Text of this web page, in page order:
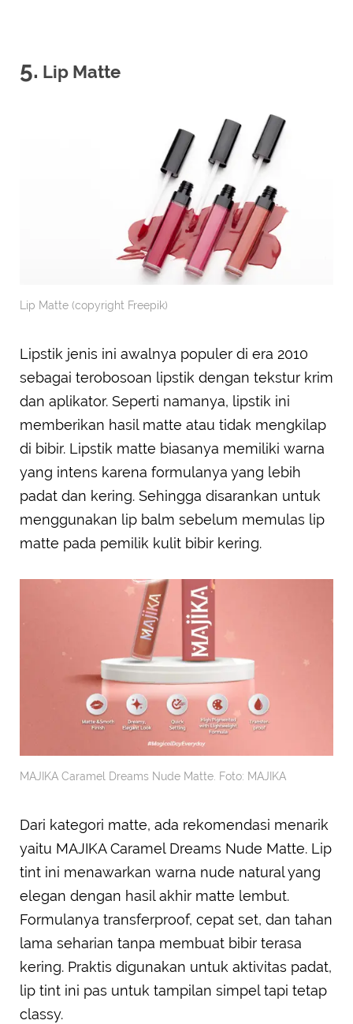
5. Lip Matte
Lip Matte (copyright Freepik)
Lipstik jenis ini awalnya populer di era 2010
sebagai terobosoan lipstik dengan tekstur krim
dan aplikator. Seperti namanya, lipstik ini
memberikan hasil matte atau tidak mengkilap
di bibir. Lipstik matte biasanya memiliki warna
yang intens karena formulanya yang lebih
padat dan kering. Sehingga disarankan untuk
menggunakan lip balm sebelum memulas lip
matte pada pemilik kulit bibir kering.
MAJIKA Caramel Dreams Nude Matte. Foto: MAJIKA
Dari kategori matte, ada rekomendasi menarik
yaitu MAJIKA Caramel Dreams Nude Matte. Lip
tint ini menawarkan warna nude natural yang
elegan dengan hasil akhir matte lembut.
Formulanya transferproof, cepat set, dan tahan
lama seharian tanpa membuat bibir terasa
kering. Praktis digunakan untuk aktivitas padat,
lip tint ini pas untuk tampilan simpel tapi tetap
classy.